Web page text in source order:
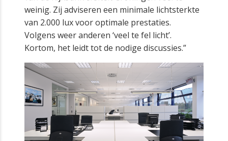
weinig. Zij adviseren een minimale lichtsterkte
van 2.000 lux voor optimale prestaties.
Volgens weer anderen ‘veel te fel licht’.
Kortom, het leidt tot de nodige discussies.”